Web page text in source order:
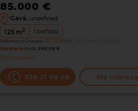
85.000 €
Gavá, undefined
125 m2 1 baño(s)
Referencia Grocasa G12_2035094
Hipoteca desde 265,05 €
Interesados0
938 25 68 68 Me interesa